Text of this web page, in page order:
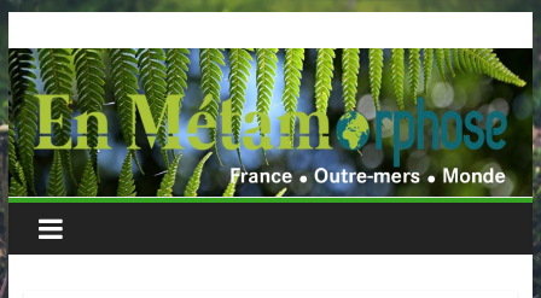
to
content